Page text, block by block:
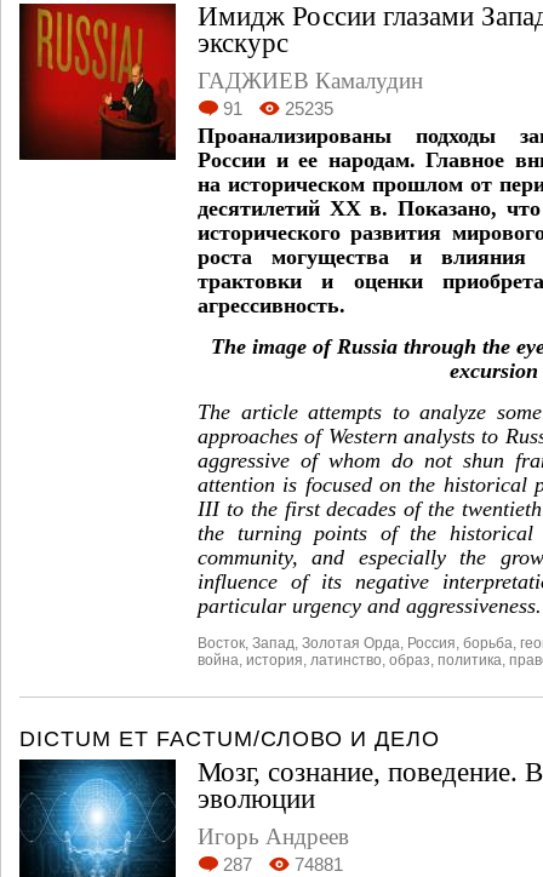
Имидж России глазами
экскурс
ГАДЖИЕВ Камалудин
91 25235
Проанализированы подходы
России и ее народам. Главное
на историческом прошлом от
десятилетий ХХ в. Показано,
исторического развития
роста могущества и влияния
трактовки и оценки
агрессивность.
The image of Russia through the
excursion
The article attempts to analyze
approaches of Western analysts to
aggressive of whom do not shun
attention is focused on the historical
III to the first decades of the
the turning points of the historical
community, and especially the
influence of its negative
particular urgency and aggressiveness.
Восток Запад Золотая Орда Россия борьба
война история латинство образ политика
DICTUM ET FACTUM/СЛОВО И ДЕЛО
Мозг, сознание, поведение.
эволюции
Игорь Андреев
287 74881